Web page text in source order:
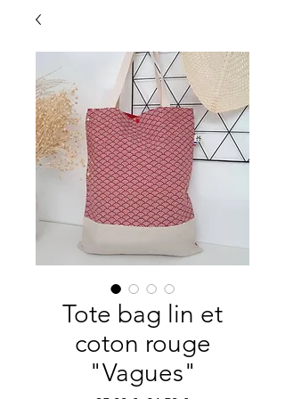
Tote bag lin et
coton rouge
"Vagues"